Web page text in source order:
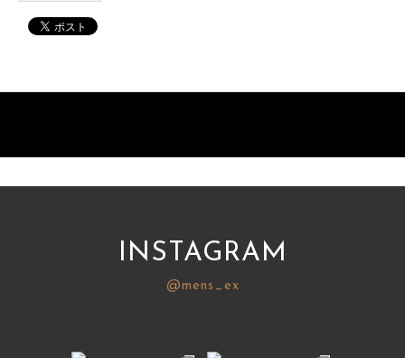
INSTAGRAM
@mens_ex